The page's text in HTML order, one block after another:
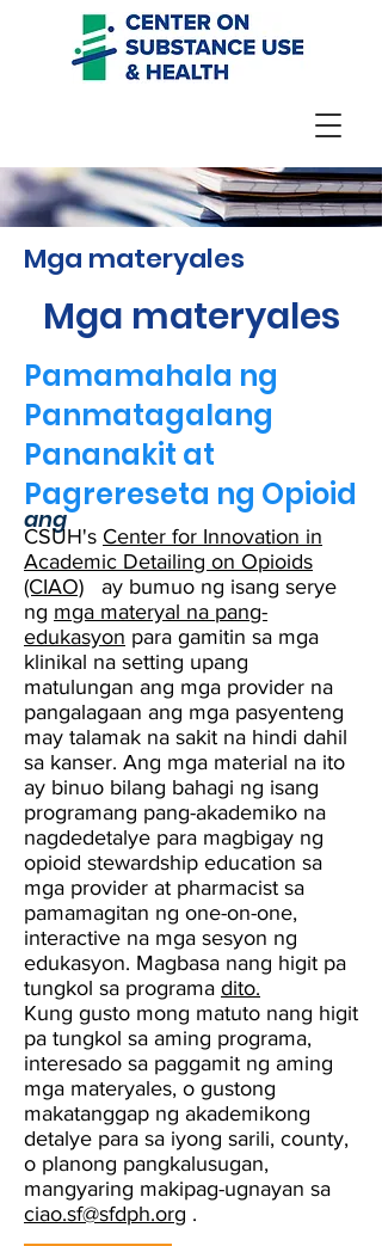
Mga materyales
Mga materyales
Pamamahala ng
Panmatagalang
Pananakit at
Pagrereseta ng Opioid
ang
CSUH's Center for Innovation in
Academic Detailing on Opioids
(CIAO)
ay bumuo ng isang serye
ng mga materyal na pang-
edukasyon para gamitin sa mga
klinikal na setting upang
matulungan ang mga provider na
pangalagaan ang mga pasyenteng
may talamak na sakit na hindi dahil
sa kanser. Ang mga material na ito
ay binuo bilang bahagi ng isang
programang pang-akademiko na
nagdedetalye para magbigay ng
opioid stewardship education sa
mga provider at pharmacist sa
pamamagitan ng one-on-one,
interactive na mga sesyon ng
edukasyon. Magbasa nang higit pa
tungkol sa programa dito.
Kung gusto mong matuto nang higit
pa tungkol sa aming programa,
interesado sa paggamit ng aming
mga materyales, o gustong
makatanggap ng akademikong
detalye para sa iyong sarili, county,
o planong pangkalusugan,
mangyaring makipag-ugnayan sa
ciao.sf@sfdph.org .